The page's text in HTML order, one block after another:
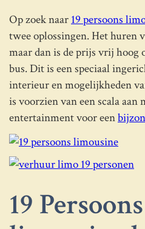
Op zoek naar 19 persoons
twee oplossingen. Het huren
maar dan is de prijs vrij
bus. Dit is een speciaal
interieur en mogelijkheden
is voorzien van een scala aan
entertainment voor een
19 Persoons